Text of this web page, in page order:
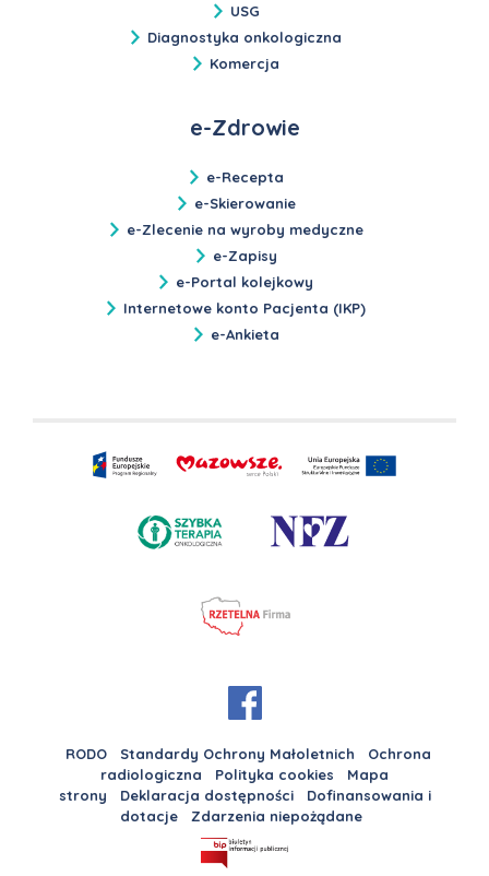
USG
Diagnostyka onkologiczna
Komercja
e-Zdrowie
e-Recepta
e-Skierowanie
e-Zlecenie na wyroby medyczne
e-Zapisy
e-Portal kolejkowy
Internetowe konto Pacjenta (IKP)
e-Ankieta
RODO Standardy Ochrony Małoletnich
Ochrona
radiologiczna
Polityka cookies
Mapa
strony
Deklaracja dostępności
Dofinansowania i
dotacje
Zdarzenia niepożądane